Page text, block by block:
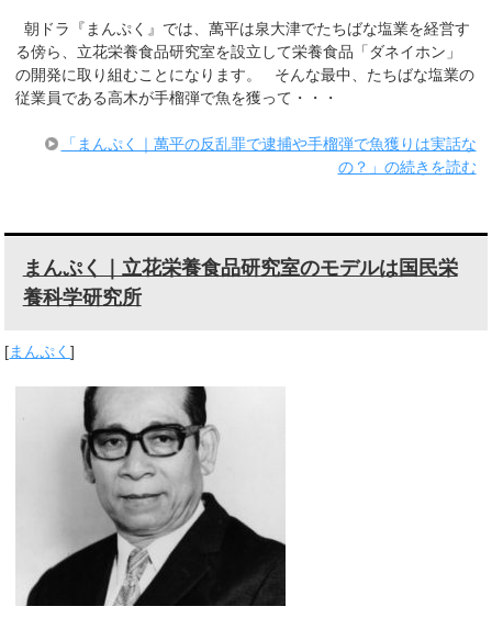
朝ドラ『まんぷく』では、萬平は泉大津でたちばな塩業を経営す
る傍ら、立花栄養食品研究室を設立して栄養食品「ダネイホン」
の開発に取り組むことになります。 そんな最中、たちばな塩業の
従業員である高木が手榴弾で魚を獲って・・・
「まんぷく｜萬平の反乱罪で逮捕や手榴弾で魚獲りは実話な
の？」の続きを読む
まんぷく｜立花栄養食品研究室のモデルは国民栄
養科学研究所
[まんぷく]